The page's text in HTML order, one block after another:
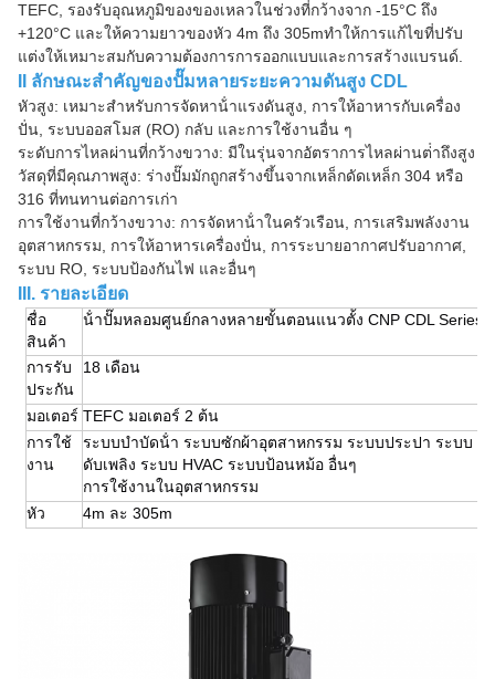
TEFC, รองรับอุณหภูมิของของเหลวในช่วงที่กว้างจาก -15°C ถึง
+120°C และให้ความยาวของหัว 4m ถึง 305mทําให้การแก้ไขที่ปรับ
แต่งให้เหมาะสมกับความต้องการการออกแบบและการสร้างแบรนด์.
II ลักษณะสําคัญของปั๊มหลายระยะความดันสูง CDL
หัวสูง: เหมาะสําหรับการจัดหาน้ําแรงดันสูง, การให้อาหารกับเครื่อง
ปั่น, ระบบออสโมส (RO) กลับ และการใช้งานอื่น ๆ
ระดับการไหลผ่านที่กว้างขวาง: มีในรุ่นจากอัตราการไหลผ่านต่ําถึงสูง
วัสดุที่มีคุณภาพสูง: ร่างปั๊มมักถูกสร้างขึ้นจากเหล็กดัดเหล็ก 304 หรือ
316 ที่ทนทานต่อการเก่า
การใช้งานที่กว้างขวาง: การจัดหาน้ําในครัวเรือน, การเสริมพลังงาน
อุตสาหกรรม, การให้อาหารเครื่องปั่น, การระบายอากาศปรับอากาศ,
ระบบ RO, ระบบป้องกันไฟ และอื่นๆ
III. รายละเอียด
ชื่อ
สินค้า
น้ําปั๊มหลอมศูนย์กลางหลายขั้นตอนแนวตั้ง CNP CDL Series
การรับ
ประกัน
18 เดือน
มอเตอร์ TEFC มอเตอร์ 2 ต้น
การใช้
งาน
ระบบบําบัดน้ํา ระบบซักผ้าอุตสาหกรรม ระบบประปา ระบบ
ดับเพลิง ระบบ HVAC ระบบป้อนหม้อ อื่นๆ
การใช้งานในอุตสาหกรรม
หัว
4m ละ 305m